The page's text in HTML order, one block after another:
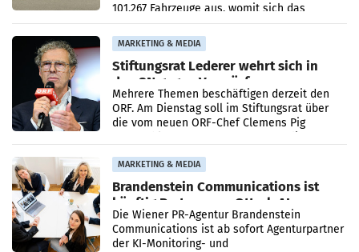
101.267 Fahrzeuge aus, womit sich das
Ergebnis gegenüber Juli 2025 mehr als
verdoppelte (+102
MARKETING & MEDIA
Stiftungsrat Lederer wehrt sich in
den SN gegen Vorwürfe
Mehrere Themen beschäftigen derzeit den
ORF. Am Dienstag soll im Stiftungsrat über
die vom neuen ORF-Chef Clemens Pig
MARKETING & MEDIA
Brandenstein Communications ist
künftig Partner von OtterlyAI
Die Wiener PR-Agentur Brandenstein
Communications ist ab sofort Agenturpartner
der KI-Monitoring- und